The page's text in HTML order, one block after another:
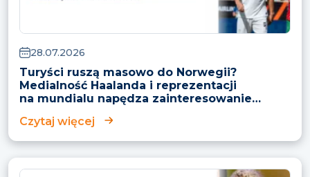
28.07.2026
Turyści ruszą masowo do Norwegii?
Medialność Haalanda i reprezentacji
na mundialu napędza zainteresowanie
Czytaj więcej